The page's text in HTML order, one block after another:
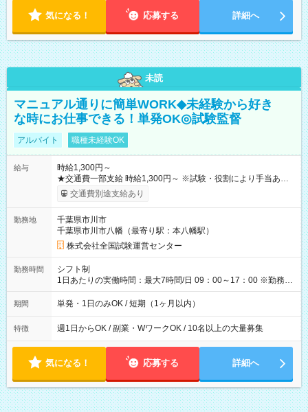
気になる！ 応募する 詳細へ
未読
マニュアル通りに簡単WORK◆未経験から好き
な時にお仕事できる！単発OK◎試験監督
アルバイト 職種未経験OK
給与
時給1,300円～
★交通費一部支給 時給1,300円～ ※試験・役割により手当あり
※勤務回数により昇給あり 【即給（前払い）オプションあ
り！】 希望される場合、勤務から1週間ほどで給与の一部を受け
例】 ・河合塾模擬試験 8:30～17:30（休憩1時間） 時給1,300円
×8時間＝日収10,400円＋交通費 ※当日の役割により時給＋100
円の場合あり ・国家試験 7:00～13:30（休憩なし） 時給1,300
円（役割手当＋100円）×6時間＝日収8,400円＋交通費 【試用期
間】試用期間なし
交通費別途支給あり
勤務地
千葉県市川市
千葉県市川市八幡（最寄り駅：本八幡駅）
株式会社全国試験運営センター
勤務時間
シフト制
1日あたりの実働時間：最大7時間/日 09：00～17：00 ※勤務時
間は 試験により異なります。
期間 単発・1日のみOK / 短期（1ヶ月以内）
特徴 週1日からOK / 副業・WワークOK / 10名以上の大量募集
気になる！ 応募する 詳細へ